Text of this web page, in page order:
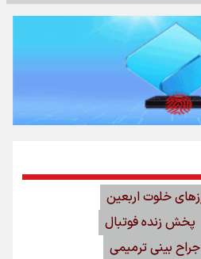
خلوت اربعین
پخش زنده فوتبال
بینی ترمیمی